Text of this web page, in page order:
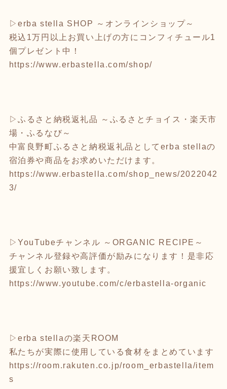
▷erba stella SHOP ～オンラインショップ～
税込1万円以上お買い上げの方にコンフィチュール1
個プレゼント中！
https://www.erbastella.com/shop/
▷ふるさと納税返礼品 ～ふるさとチョイス・楽天市
場・ふるなび～
中富良野町ふるさと納税返礼品としてerba stellaの
宿泊券や商品をお求めいただけます。
https://www.erbastella.com/shop_news/2022042
3/
▷YouTubeチャンネル ～ORGANIC RECIPE～
チャンネル登録や高評価が励みになります！是非応
援宜しくお願い致します。
https://www.youtube.com/c/erbastella-organic
▷erba stellaの楽天ROOM
私たちが実際に使用している食材をまとめています
https://room.rakuten.co.jp/room_erbastella/item
s